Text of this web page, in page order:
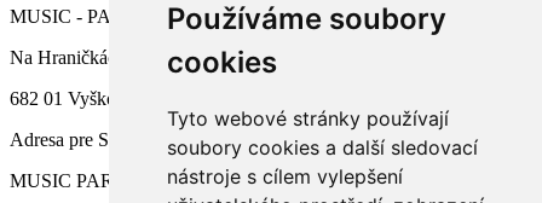
Používáme soubory
cookies
Tyto webové stránky používají
soubory cookies a další sledovací
nástroje s cílem vylepšení
MUSIC - PARK.CZ s.r.o.
Na Hraničkách 791/34a
682 01 Vyškov
Adresa pre SR
MUSIC PARK, s.r.o.